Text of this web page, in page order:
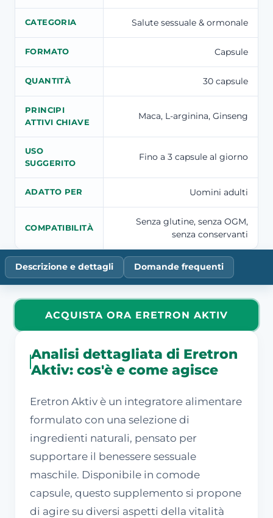
CATEGORIA Salute sessuale & ormonale
FORMATO Capsule
QUANTITÀ 30 capsule
PRINCIPI
ATTIVI CHIAVE
Maca, L-arginina, Ginseng
USO
SUGGERITO
Fino a 3 capsule al giorno
ADATTO PER Uomini adulti
COMPATIBILITÀ
Senza glutine, senza OGM,
senza conservanti
Descrizione e dettagli Domande frequenti
ACQUISTA ORA ERETRON AKTIV
Analisi dettagliata di Eretron
Aktiv: cos'è e come agisce
Eretron Aktiv è un integratore alimentare
formulato con una selezione di
ingredienti naturali, pensato per
supportare il benessere sessuale
maschile. Disponibile in comode
capsule, questo supplemento si propone
di agire su diversi aspetti della vitalità